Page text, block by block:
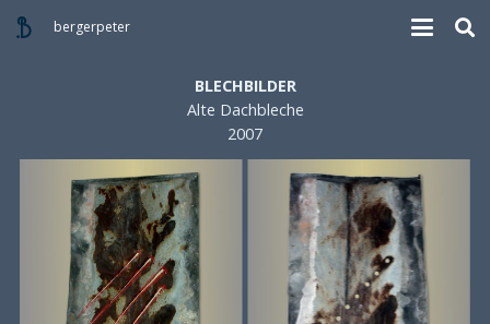
bergerpeter
BLECHBILDER
Alte Dachbleche
2007